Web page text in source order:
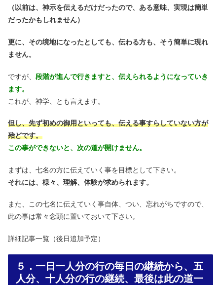
（以前は、神示を伝えるだけだったので、ある意味、実現は簡単
だったかもしれません）
更に、その境地になったとしても、伝わる方も、そう簡単に現れ
ません。
ですが、 段階が進んで行きますと、伝えられるようになっていき
ます。
これが、神学、とも言えます。
但し、先ず初めの御用といっても、伝える事すらしていない方が
殆どです。
この事ができないと、次の道が開けません。
まずは、七名の方に伝えていく事を目標として下さい。
それには、様々、理解、体験が求められます。
また、この七名に伝えていく事自体、つい、忘れがちですので、
此の事は常々念頭に置いておいて下さい。
詳細記事一覧（後日追加予定）
５．一日一人分の行の毎日の継続から、五
人分、十人分の行の継続、最後は此の道一